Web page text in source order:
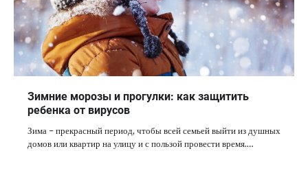
Зимние морозы и прогулки: как защитить
ребенка от вирусов
Зима – прекрасный период, чтобы всей семьей выйти из душных
домов или квартир на улицу и с пользой провести время.…